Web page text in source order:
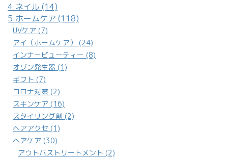
4.ネイル (14)
5.ホームケア (118)
UVケア (7)
アイ（ホームケア） (24)
インナービューティー (8)
オゾン発生器 (1)
ギフト (7)
コロナ対策 (2)
スキンケア (16)
スタイリング剤 (2)
ヘアアクセ (1)
ヘアケア (30)
アウトバストリートメント (2)